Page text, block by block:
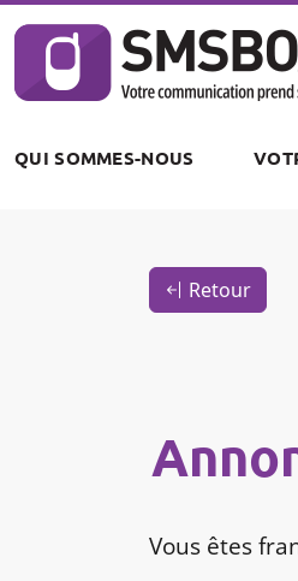
QUI SOMMES-NOUS
Retour
Vous êtes